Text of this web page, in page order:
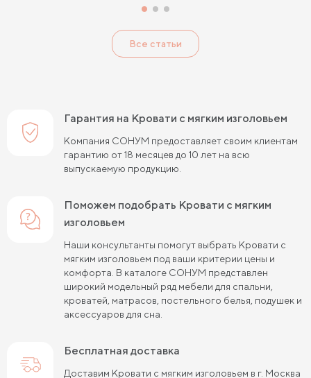
Все статьи
Гарантия на Кровати с мягким изголовьем
Компания СОНУМ предоставляет своим клиентам
гарантию от 18 месяцев до 10 лет на всю
выпускаемую продукцию.
Поможем подобрать Кровати с мягким
изголовьем
Наши консультанты помогут выбрать Кровати с
мягким изголовьем под ваши критерии цены и
комфорта. В каталоге СОНУМ представлен
широкий модельный ряд мебели для спальни,
кроватей, матрасов, постельного белья, подушек и
аксессуаров для сна.
Бесплатная доставка
Доставим Кровати с мягким изголовьем в г. Москва